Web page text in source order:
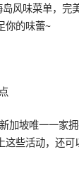
风味菜单，完
你的味蕾~
加坡唯一一家
这些活动，还